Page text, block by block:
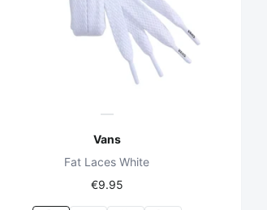
Vans
Fat Laces White
€9.95